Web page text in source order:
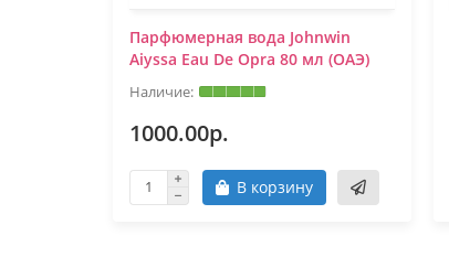
Парфюмерная вода Johnwin
Aiyssa Eau De Opra 80 мл (ОАЭ)
1000.00р.
В корзину